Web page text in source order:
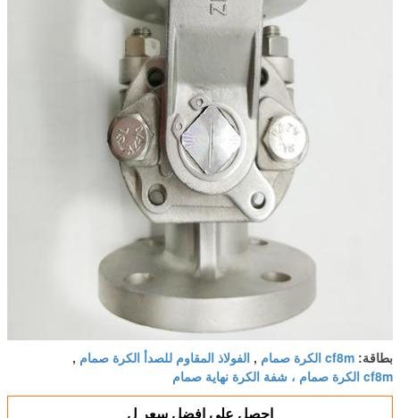
بطاقة: cf8m الكرة صمام , الفولاذ المقاوم للصدأ الكرة صمام ,
cf8m الكرة صمام ، شفة الكرة نهاية صمام
احصل على افضل سعر ل